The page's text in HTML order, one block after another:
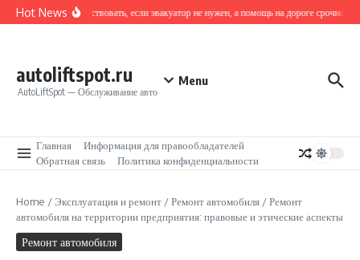
Перейти к содержанию
Hot NewsКак действовать, если эвакуатор не нужен, а помощь на дороге срочно
autoliftspot.ru
AutoLiftSpot — Обслуживание авто
Menu
Главная
Информация для правообладателей
Обратная связь
Политика конфиденциальности
Home /Эксплуатация и ремонт /Ремонт автомобиля /Ремонт
автомобиля на территории предприятия: правовые и этические аспекты
Ремонт автомобиля